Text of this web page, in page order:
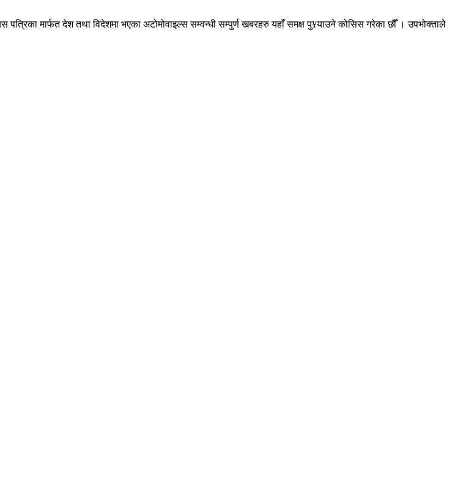
मार्फत देश तथा विदेशमा भएका अटोमोवाइल्स सम्वन्धी सम्पुर्ण खबरहरु यहाँ समक्ष पु¥याउने कोसिस गरेका छौँ । उपभोक्ताले